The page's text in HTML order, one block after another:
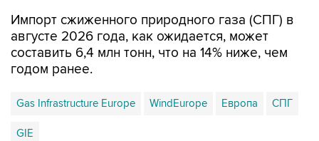
Импорт сжиженного природного газа (СПГ) в
августе 2026 года, как ожидается, может
составить 6,4 млн тонн, что на 14% ниже, чем
годом ранее.
Gas Infrastructure Europe WindEurope Европа СПГ
GIE